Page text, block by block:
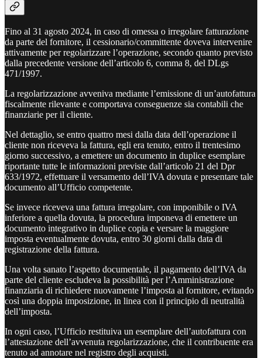
Fino al 31 agosto 2024, in caso di omessa o irregolare fatturazione
da parte del fornitore, il cessionario/committente doveva intervenire
attivamente per regolarizzare l’operazione, secondo quanto previsto
dalla precedente versione dell’articolo 6, comma 8, del DLgs
471/1997.
La regolarizzazione avveniva mediante l’emissione di un’autofattura
fiscalmente rilevante e comportava conseguenze sia contabili che
finanziarie per il cliente.
Nel dettaglio, se entro quattro mesi dalla data dell’operazione il
cliente non riceveva la fattura, egli era tenuto, entro il trentesimo
giorno successivo, a emettere un documento in duplice esemplare
riportante tutte le informazioni previste dall’articolo 21 del Dpr
633/1972, effettuare il versamento dell’IVA dovuta e presentare tale
documento all’Ufficio competente.
Se invece riceveva una fattura irregolare, con imponibile o IVA
inferiore a quella dovuta, la procedura imponeva di emettere un
documento integrativo in duplice copia e versare la maggiore
imposta eventualmente dovuta, entro 30 giorni dalla data di
registrazione della fattura.
Una volta sanato l’aspetto documentale, il pagamento dell’IVA da
parte del cliente escludeva la possibilità per l’Amministrazione
finanziaria di richiedere nuovamente l’imposta al fornitore, evitando
così una doppia imposizione, in linea con il principio di neutralità
dell’imposta.
In ogni caso, l’Ufficio restituiva un esemplare dell’autofattura con
l’attestazione dell’avvenuta regolarizzazione, che il contribuente era
tenuto ad annotare nel registro degli acquisti.